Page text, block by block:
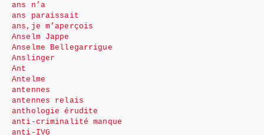
ans n’a
ans paraissait
ans,je m’aperçois
Anselm Jappe
Anselme Bellegarrigue
Anslinger
Ant
Antelme
antennes
antennes relais
anthologie érudite
anti-criminalité manque
anti-IVG